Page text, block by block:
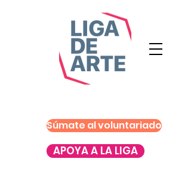
Súmate al voluntariado
APOYA A LA LIGA